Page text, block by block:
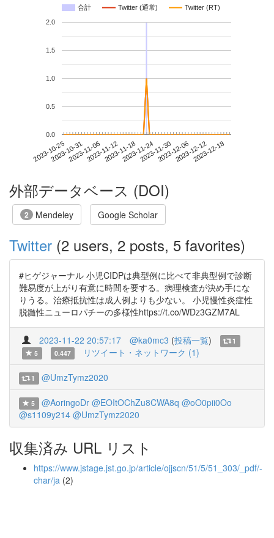
合計 Twitter (通常) Twitter (RT)
2023-10-252023-10-312023-11-062023-11-122023-11-182023-11-242023-11-302023-12-062023-12-122023-12-18
0.0
0.5
1.0
1.5
2.0
外部データベース (DOI)
2 Mendeley Google Scholar
Twitter (2 users, 2 posts, 5 favorites)
#ヒゲジャーナル 小児CIDPは典型例に比べて非典型例で診断
難易度が上がり有意に時間を要する。病理検査が決め手にな
りうる。治療抵抗性は成人例よりも少ない。 小児慢性炎症性
脱髄性ニューロパチーの多様性https://t.co/WDz3GZM7AL
2023-11-22 20:57:17 @ka0mc3 (投稿一覧)
1
5
0.447 リツイート・ネットワーク (1)
1 @UmzTymz2020
5 @AoringoDr @EOItOChZu8CWA8q @oO0pii0Oo
@s1109y214 @UmzTymz2020
収集済み URL リスト
https://www.jstage.jst.go.jp/article/ojjscn/51/5/51_303/_pdf/-
char/ja (2)